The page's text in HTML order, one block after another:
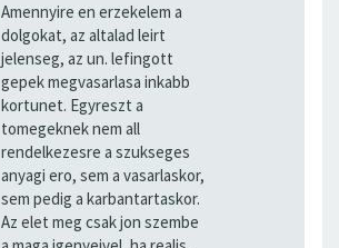
Amennyire en erzekelem a
dolgokat, az altalad leirt
jelenseg, az un. lefingott
gepek megvasarlasa inkabb
kortunet. Egyreszt a
tomegeknek nem all
rendelkezesre a szukseges
anyagi ero, sem a vasarlaskor,
sem pedig a karbantartaskor.
Az elet meg csak jon szembe